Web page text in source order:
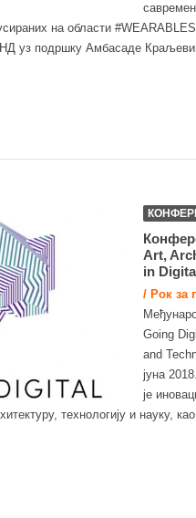
на области
уз подршку Амбасаде
Art,
in
/ Рок за
Going
and
јуна
је
технологију и науку,